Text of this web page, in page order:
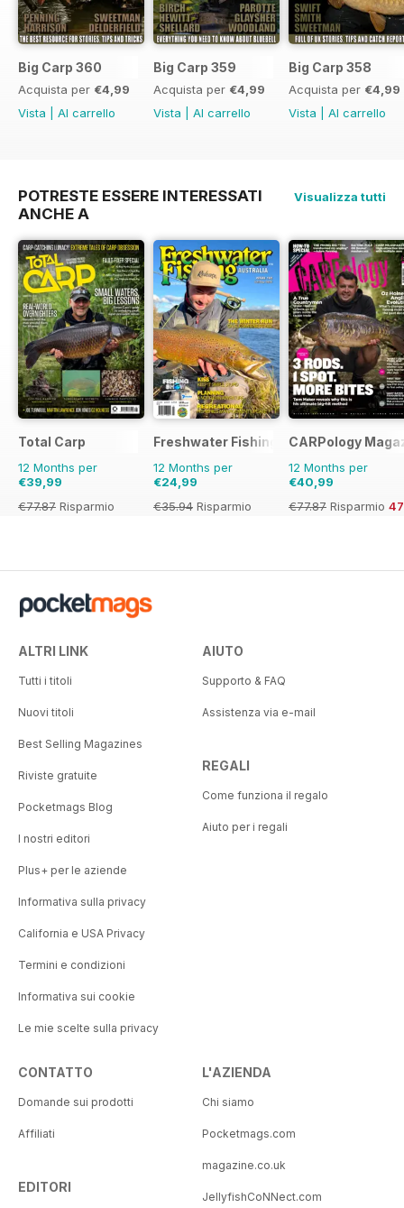
Big Carp 360
Acquista per €4,99
Vista
Al carrello
Big Carp 359
Acquista per €4,99
Vista
Al carrello
Big Carp 358
Acquista per €4,99
Vista
Al carrello
POTRESTE ESSERE INTERESSATI
ANCHE A
Visualizza tutti
Total Carp
12 Months per
€39,99
€77.87 Risparmio
Freshwater Fishing Australia
12 Months per
€24,99
€35.94 Risparmio
CARPology
12 Months per
€40,99
€77.87 Risparmio
ALTRI LINK
Tutti i titoli
Nuovi titoli
Best Selling Magazines
Riviste gratuite
Pocketmags Blog
I nostri editori
Plus+ per le aziende
Informativa sulla privacy
California e USA Privacy
Termini e condizioni
Informativa sui cookie
Le mie scelte sulla privacy
AIUTO
Supporto & FAQ
Assistenza via e-mail
REGALI
Come funziona il regalo
Aiuto per i regali
CONTATTO
Domande sui prodotti
Affiliati
EDITORI
L'AZIENDA
Chi siamo
Pocketmags.com
magazine.co.uk
JellyfishCoNNect.com